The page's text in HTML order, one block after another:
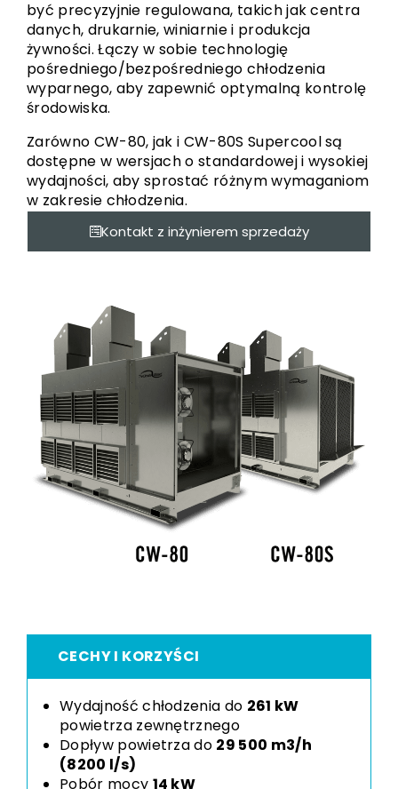
być precyzyjnie regulowana, takich jak centra
danych, drukarnie, winiarnie i produkcja
żywności. Łączy w sobie technologię
pośredniego/bezpośredniego chłodzenia
wyparnego, aby zapewnić optymalną kontrolę
środowiska.
Zarówno CW-80, jak i CW-80S Supercool są
dostępne w wersjach o standardowej i wysokiej
wydajności, aby sprostać różnym wymaganiom
w zakresie chłodzenia.
Kontakt z inżynierem sprzedaży
CECHY I KORZYŚCI
Wydajność chłodzenia do 261 kW
powietrza zewnętrznego
Dopływ powietrza do 29 500 m3/h
(8200 l/s)
Pobór mocy 14 kW